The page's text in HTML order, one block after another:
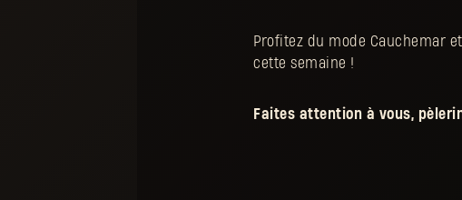
Profitez du mode Cauchemar
cette semaine !
Faites attention à vous,